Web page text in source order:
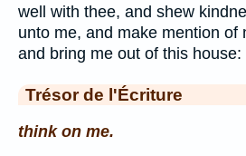
well with thee, and shew
unto me, and make mention of
and bring me out of this house:
Trésor de l'Écriture
think on me.